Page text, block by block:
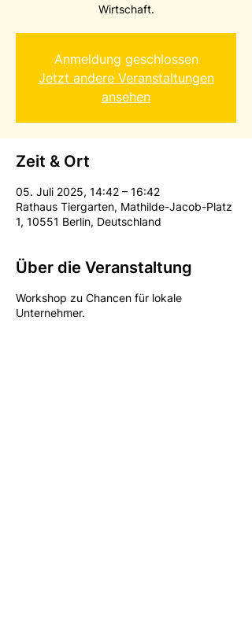
Wirtschaft.
Anmeldung geschlossen
Jetzt andere Veranstaltungen
ansehen
Zeit & Ort
05. Juli 2025, 14:42 – 16:42
Rathaus Tiergarten, Mathilde-Jacob-Platz
1, 10551 Berlin, Deutschland
Über die Veranstaltung
Workshop zu Chancen für lokale
Unternehmer.